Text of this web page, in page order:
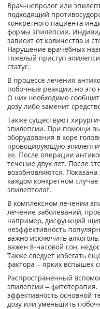
Врач-невролог или
подходящий
конкретного пациента
формы эпилепсии.
зависит от количества и
Нарушение врачебных
тяжелый приступ
статус.
В процессе лечения
побочные реакции, но это
О них необходимо
дозу либо заменит
Также существуют
эпилепсии. При помощи
оборудования в коре
провоцирующую
ее. После операции
течение двух лет. После
возобновляются.
каждом конкретном
эпилептолог.
В комплексном лечении
лечение заболеваний,
например, дисфункций
неэффективность
важно исключить
важен 8-часовой сон,
Также следует избегать
фактора – ярких вспышек
Распространенный
эпилепсии –
эффективность основной
дозу или уменьшить